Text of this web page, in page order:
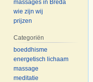
massages in Breda
wie zijn wij
prijzen
Categoriën
boeddhisme
energetisch lichaam
massage
meditatie